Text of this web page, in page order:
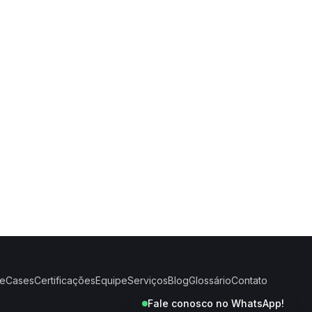
CasesCertificaçõesEquipeServiçosBlogGlossárioContato
Fale conosco no WhatsApp!